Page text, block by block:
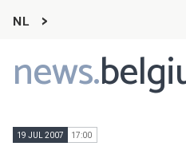
NL
news.
Main
navigation
19 JUL 2007 17:00